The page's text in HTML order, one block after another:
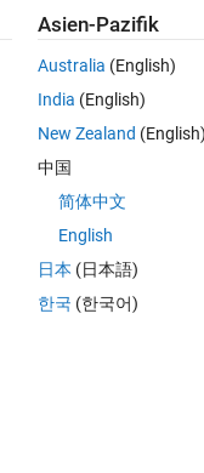
Harvey
am 25 Jun.
am 26 Jun.
Akzeptiert:
Asien-Pazifik
Australia (English)
India (English)
New Zealand (English)
中国
简体中文
English
日本 (日本語)
한국 (한국어)